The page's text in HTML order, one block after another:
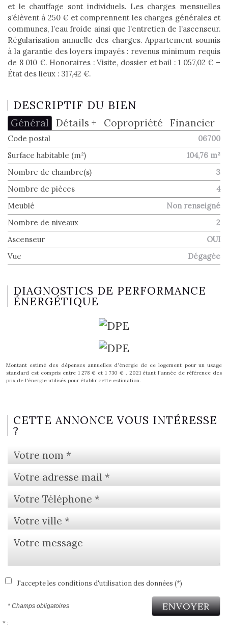
et le chauffage sont individuels. Les charges mensuelles
s’élèvent à 250 € et comprennent les charges générales et
communes, l’eau froide ainsi que l’entretien de l’ascenseur.
Régularisation annuelle des charges. Appartement soumis
à la garantie des loyers impayés : revenus minimum requis
de 8 010 €. Honoraires : Visite, dossier et bail : 1 057,02 € –
État des lieux : 317,42 €.
DESCRIPTIF DU BIEN
Général Détails + Copropriété Financier
Code postal
06700
Surface habitable (m²)
104,76 m²
Nombre de chambre(s)
3
Nombre de pièces
4
Meublé
Non renseigné
Nombre de niveaux
2
Ascenseur
OUI
Vue
Dégagée
DIAGNOSTICS DE PERFORMANCE
ÉNERGÉTIQUE
Montant estimé des dépenses annuelles d'énergie de ce logement pour un usage
standard est compris entre 1 278 € et 1 730 € . 2021 étant l'année de référence des
prix de l'énergie utilisés pour établir cette estimation.
CETTE ANNONCE VOUS INTÉRESSE
?
J'accepte les conditions d'utilisation des données (*)
* Champs obligatoires ENVOYER
* :